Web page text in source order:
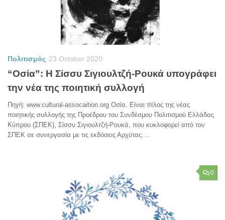
Πολιτισμός 23 October 2020
“Οσία”: Η Σίσσυ Σιγιουλτζή-Ρουκά υπογράφει
την νέα της ποιητική συλλογή
Πηγή: www.cultural-assocaition.org Οσία. Είναι τίτλος της νέας
ποιητικής συλλογής της Προέδρου του Συνδέσμου Πολιτισμού Ελλάδας
Κύπρου (ΣΠΕΚ), Σίσσυ Σιγιουλτζή-Ρουκά, που κυκλοφορεί από τον
ΣΠΕΚ σε συνεργασία με τις εκδόσεις Αρχύτας....
0